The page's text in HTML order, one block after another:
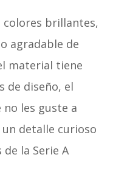
colores brillantes,
agradable de
material tiene
de diseño, el
les guste a
detalle curioso
la Serie A